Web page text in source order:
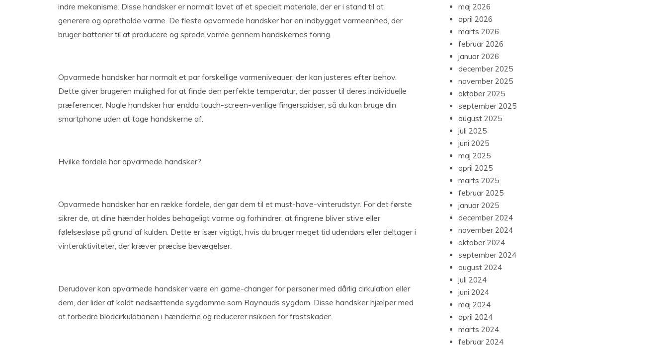
indre mekanisme. Disse handsker er normalt lavet af et specielt materiale, der er i stand til at
generere og opretholde varme. De fleste opvarmede handsker har en indbygget varmeenhed, der
bruger batterier til at producere og sprede varme gennem handskernes foring.
Opvarmede handsker har normalt et par forskellige varmeniveauer, der kan justeres efter behov.
Dette giver brugeren mulighed for at finde den perfekte temperatur, der passer til deres individuelle
præferencer. Nogle handsker har endda touch-screen-venlige fingerspidser, så du kan bruge din
smartphone uden at tage handskerne af.
Hvilke fordele har opvarmede handsker?
Opvarmede handsker har en række fordele, der gør dem til et must-have-vinterudstyr. For det første
sikrer de, at dine hænder holdes behageligt varme og forhindrer, at fingrene bliver stive eller
følelsesløse på grund af kulden. Dette er især vigtigt, hvis du bruger meget tid udendørs eller deltager i
vinteraktiviteter, der kræver præcise bevægelser.
Derudover kan opvarmede handsker være en game-changer for personer med dårlig cirkulation eller
dem, der lider af koldt nedsættende sygdomme som Raynauds sygdom. Disse handsker hjælper med
at forbedre blodcirkulationen i hænderne og reducerer risikoen for frostskader.
maj 2026
april 2026
marts 2026
februar 2026
januar 2026
december 2025
november 2025
oktober 2025
september 2025
august 2025
juli 2025
juni 2025
maj 2025
april 2025
marts 2025
februar 2025
januar 2025
december 2024
november 2024
oktober 2024
september 2024
august 2024
juli 2024
juni 2024
maj 2024
april 2024
marts 2024
februar 2024